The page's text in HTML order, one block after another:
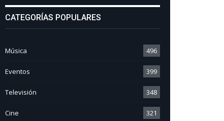
CATEGORÍAS POPULARES
Música 496
Eventos 399
Televisión 348
Cine 321